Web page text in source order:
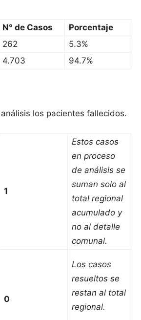
N° de Casos
Porcentaje
262
5.3%
4.703 94.7%
los pacientes fallecidos.
1
Estos casos
en proceso
de análisis se
suman solo al
total regional
acumulado y
no al detalle
comunal.
0
Los casos
resueltos se
restan al total
regional.